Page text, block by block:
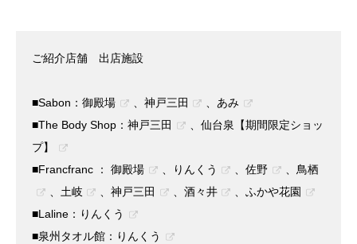
ご紹介店舗 出店施設
■Sabon： 御殿場 、 神戸三田 、あみ
■The Body Shop： 神戸三田 、 仙台泉【期間限定ショッ
プ】
■Francfranc ： 御殿場 、 りんくう 、佐野 、 鳥栖
、 土岐 、神戸三田 、 酒々井 、ふかや花園
■Laline： りんくう
■泉州タオル館： りんくう